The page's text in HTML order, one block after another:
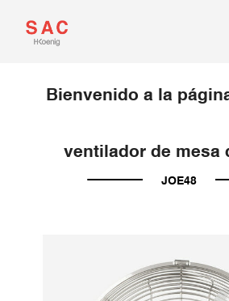
Bienvenido a la
ventilador de mesa
JOE48